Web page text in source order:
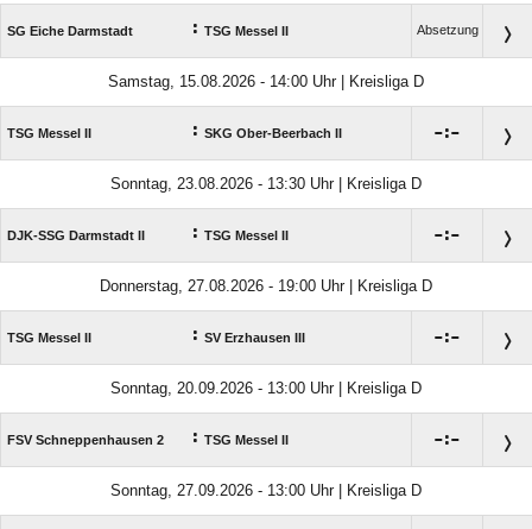
SG Eiche Darmstadt : TSG Messel II Absetzung
Samstag, 15.08.2026 - 14:00 Uhr | Kreisliga D
TSG Messel II : SKG Ober-Beerbach II :
Sonntag, 23.08.2026 - 13:30 Uhr | Kreisliga D
DJK-SSG Darmstadt II : TSG Messel II :
Donnerstag, 27.08.2026 - 19:00 Uhr | Kreisliga D
TSG Messel II : SV Erzhausen III :
Sonntag, 20.09.2026 - 13:00 Uhr | Kreisliga D
FSV Schneppenhausen 2 : TSG Messel II :
Sonntag, 27.09.2026 - 13:00 Uhr | Kreisliga D